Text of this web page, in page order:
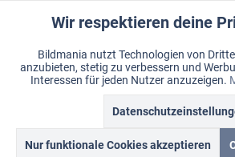
Merkzettel
Menü
Funktionale
Marketing
Wir respektieren deine
Bildmania nutzt Technologien von
anzubieten, stetig zu verbessern und
Interessen für jeden Nutzer anzuzeigen.
Nur funktionale Cookies akzeptieren